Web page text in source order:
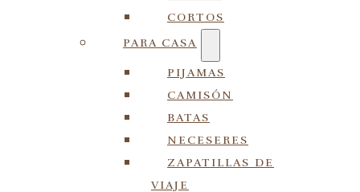
CORTOS
PARA CASA
PIJAMAS
CAMISÓN
BATAS
NECESERES
ZAPATILLAS DE
VIAJE